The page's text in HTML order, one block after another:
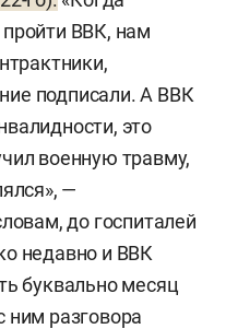
годности Г, то после
ВВК, которая
к дальнейшей
как,
с позывным
ему предстоит
месту нахождения
меня здесь, а потом
он.
ВВК, нам
подписали. А ВВК
это
военную травму,
—
до госпиталей
недавно и ВВК
буквально месяц
разговора